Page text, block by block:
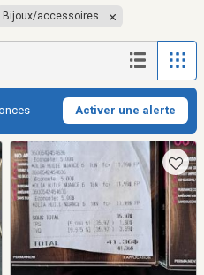
Bijoux/accessoires
Activer une alerte